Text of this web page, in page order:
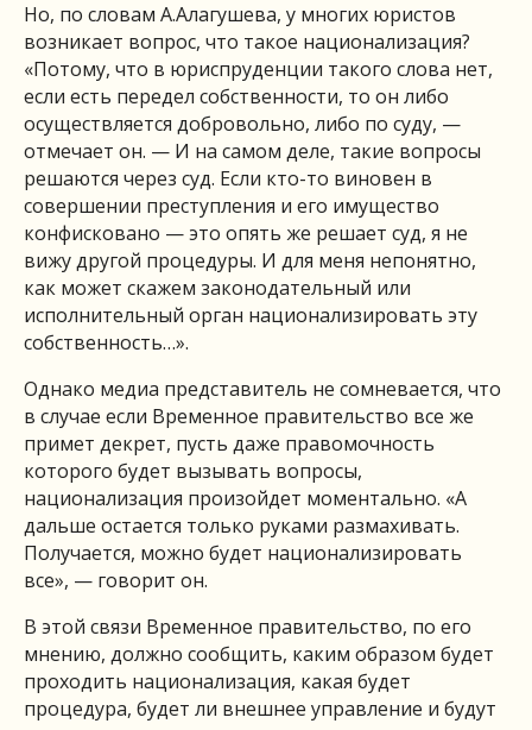
Но, по словам А.Алагушева, у многих юристов
возникает вопрос, что такое национализация?
«Потому, что в юриспруденции такого слова нет,
если есть передел собственности, то он либо
осуществляется добровольно, либо по суду, —
отмечает он. — И на самом деле, такие вопросы
решаются через суд. Если кто-то виновен в
совершении преступления и его имущество
конфисковано — это опять же решает суд, я не
вижу другой процедуры. И для меня непонятно,
как может скажем законодательный или
исполнительный орган национализировать эту
собственность…».
Однако медиа представитель не сомневается, что
в случае если Временное правительство все же
примет декрет, пусть даже правомочность
которого будет вызывать вопросы,
национализация произойдет моментально. «А
дальше остается только руками размахивать.
Получается, можно будет национализировать
все», — говорит он.
В этой связи Временное правительство, по его
мнению, должно сообщить, каким образом будет
проходить национализация, какая будет
процедура, будет ли внешнее управление и будут